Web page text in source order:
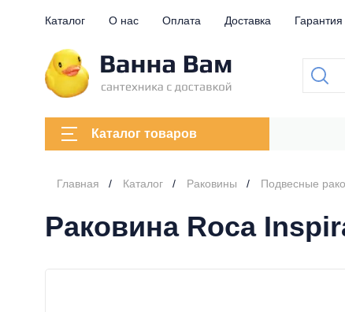
Каталог О нас Оплата Доставка Гарантия
Каталог товаров
Главная Каталог Раковины Подвесные
Раковина Roca